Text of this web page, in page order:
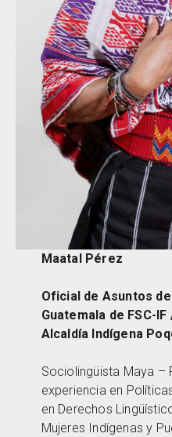
Maatal Pérez
Oficial de Asuntos
Guatemala de FSC-
Alcaldía Indígena
Sociolingüista Maya –
experiencia en
en Derechos
Mujeres Indígenas y